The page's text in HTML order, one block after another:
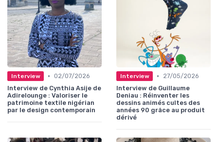
Interview • 02/07/2026
Interview de Cynthia Asije de
Adirelounge : Valoriser le
patrimoine textile nigérian
par le design contemporain
Interview •
27/05/2026
Interview de Guillaume
Deniau : Réinventer les
dessins animés cultes des
années 90 grâce au produit
dérivé